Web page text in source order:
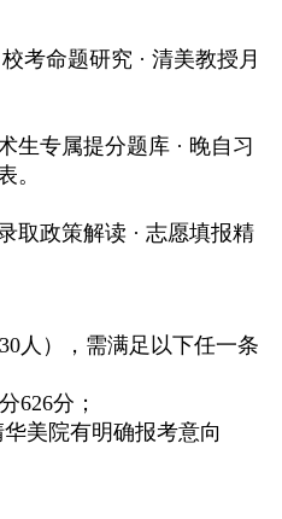
校考命题研究 · 清美教授月
生专属提分题库 · 晚自习
。
取政策解读 · 志愿填报精
30人），需满足以下任一条
626分；
美院有明确报考意向